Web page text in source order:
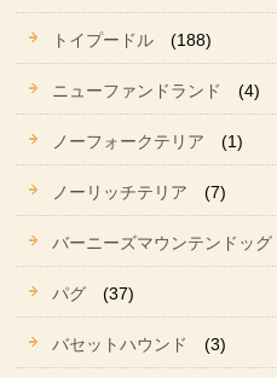
トイプードル (188)
ニューファンドランド (4)
ノーフォークテリア (1)
ノーリッチテリア (7)
バーニーズマウンテンドッグ
パグ (37)
バセットハウンド (3)